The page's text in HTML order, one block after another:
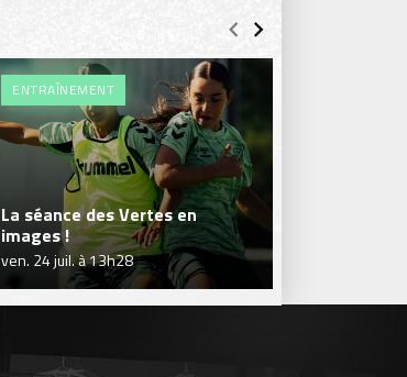
ENTRAÎNEMENT
La séance des Vertes en
images !
ven. 24 juil. à 13h28